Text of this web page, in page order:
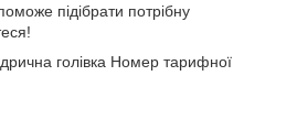
підібрати потрібну
голівка Номер тарифної